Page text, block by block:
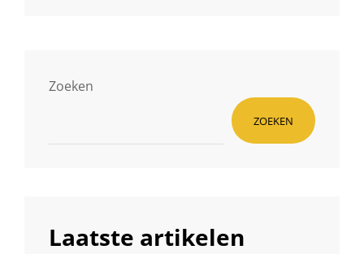
Zoeken
ZOEKEN
Laatste artikelen